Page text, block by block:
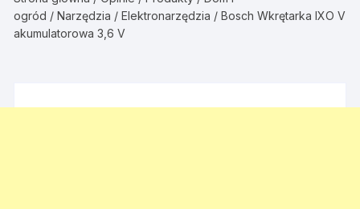
ogród /Narzędzia /Elektronarzędzia / Bosch Wkrętarka IXO V
akumulatorowa 3,6 V